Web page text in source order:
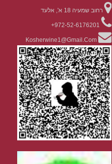
רחוב שמעיה 18 א', אלעד
972-52-6176201+
Kosherwine1@gmail.com